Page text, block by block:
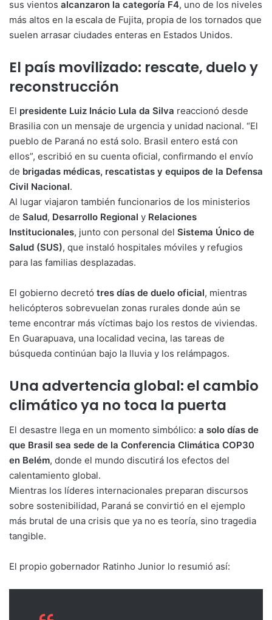
sus vientos alcanzaron la categoría F4, uno de los niveles
más altos en la escala de Fujita, propia de los tornados que
suelen arrasar ciudades enteras en Estados Unidos.
El país movilizado: rescate, duelo y
reconstrucción
El presidente Luiz Inácio Lula da Silva reaccionó desde
Brasilia con un mensaje de urgencia y unidad nacional. “El
pueblo de Paraná no está solo. Brasil entero está con
ellos”, escribió en su cuenta oficial, confirmando el envío
de brigadas médicas, rescatistas y equipos de la Defensa
Civil Nacional.
Al lugar viajaron también funcionarios de los ministerios
de Salud, Desarrollo Regional y Relaciones
Institucionales, junto con personal del Sistema Único de
Salud (SUS), que instaló hospitales móviles y refugios
para las familias desplazadas.
El gobierno decretó tres días de duelo oficial, mientras
helicópteros sobrevuelan zonas rurales donde aún se
teme encontrar más víctimas bajo los restos de viviendas.
En Guarapuava, una localidad vecina, las tareas de
búsqueda continúan bajo la lluvia y los relámpagos.
Una advertencia global: el cambio
climático ya no toca la puerta
El desastre llega en un momento simbólico: a solo días de
que Brasil sea sede de la Conferencia Climática COP30
en Belém, donde el mundo discutirá los efectos del
calentamiento global.
Mientras los líderes internacionales preparan discursos
sobre sostenibilidad, Paraná se convirtió en el ejemplo
más brutal de una crisis que ya no es teoría, sino tragedia
tangible.
El propio gobernador Ratinho Junior lo resumió así: